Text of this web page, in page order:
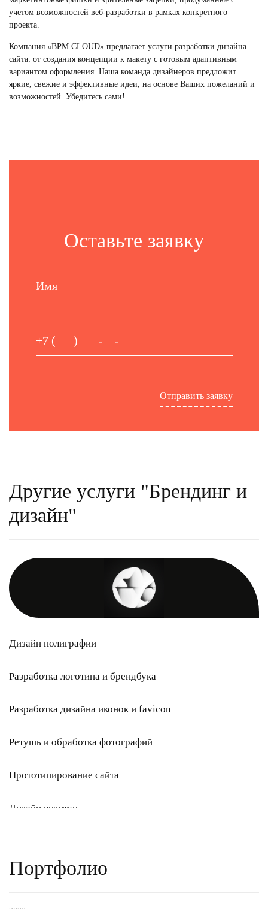
учетом возможностей веб-разработки в рамках конкретного
проекта.
Компания «BPM CLOUD» предлагает услуги разработки дизайна
сайта: от создания концепции к макету с готовым адаптивным
вариантом оформления. Наша команда дизайнеров предложит
яркие, свежие и эффективные идеи, на основе Ваших пожеланий и
возможностей. Убедитесь сами!
Оставьте заявку
Другие услуги "Брендинг и
дизайн"
Дизайн полиграфии
Разработка логотипа и брендбука
Разработка дизайна иконок и favicon
Ретушь и обработка фотографий
Прототипирование сайта
Дизайн визитки
Разработка формы оставить заявку
Портфолио